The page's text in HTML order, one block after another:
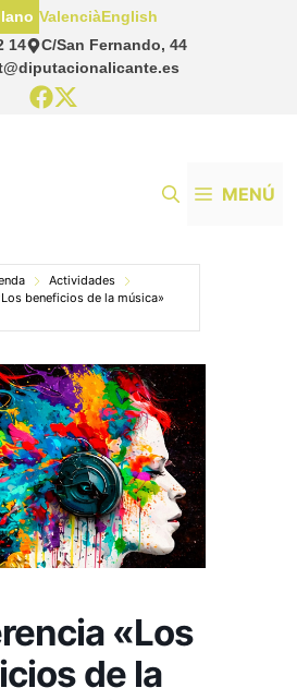
14
C/San Fernando, 44
ValenciàEnglish
MENÚ
Actividades
beneficios de la música»
«Los
de la